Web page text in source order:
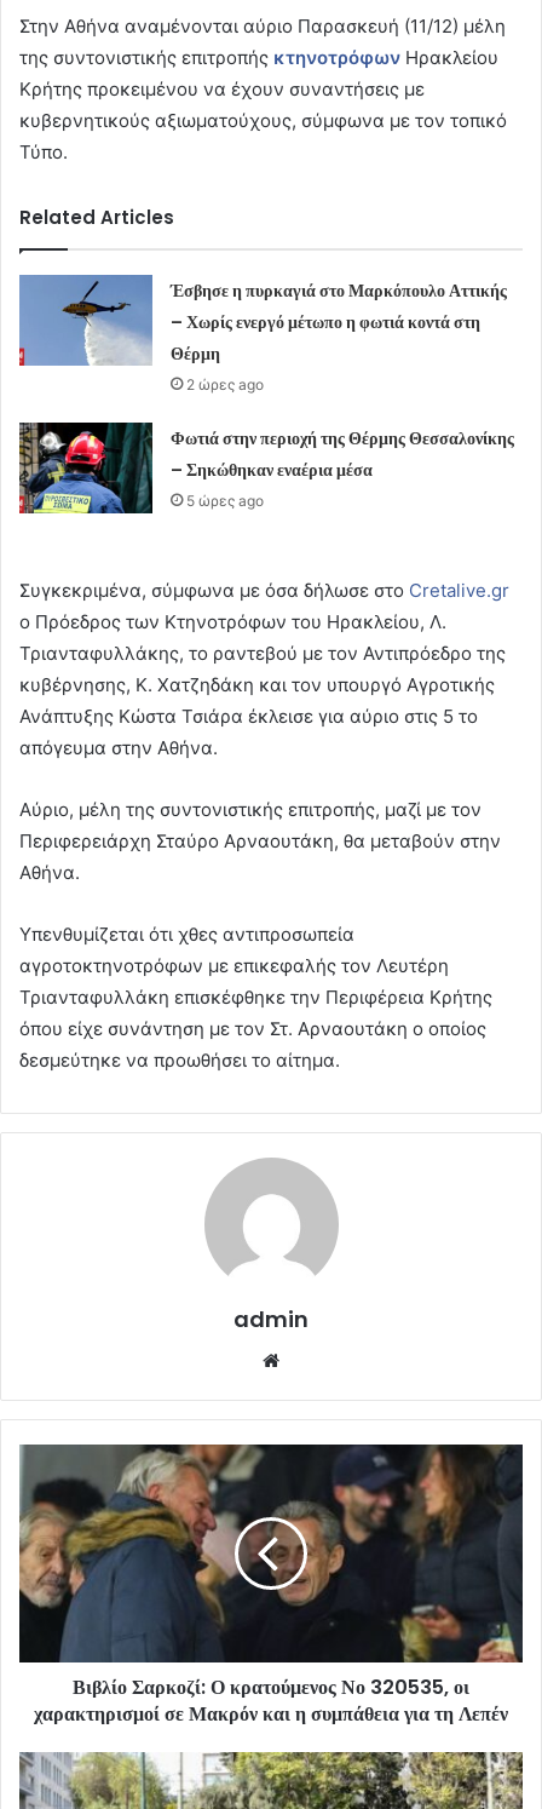
Στην Αθήνα αναμένονται αύριο Παρασκευή (11/12) μέλη
της συντονιστικής επιτροπής κτηνοτρόφων Ηρακλείου
Κρήτης προκειμένου να έχουν συναντήσεις με
κυβερνητικούς αξιωματούχους, σύμφωνα με τον τοπικό
Τύπο.
Related Articles
Έσβησε η πυρκαγιά στο Μαρκόπουλο Αττικής
– Χωρίς ενεργό μέτωπο η φωτιά κοντά στη
Θέρμη
2 ώρες ago
Φωτιά στην περιοχή της Θέρμης Θεσσαλονίκης
– Σηκώθηκαν εναέρια μέσα
5 ώρες ago
Συγκεκριμένα, σύμφωνα με όσα δήλωσε στο Cretalive.gr
ο Πρόεδρος των Κτηνοτρόφων του Ηρακλείου, Λ.
Τριανταφυλλάκης, το ραντεβού με τον Αντιπρόεδρο της
κυβέρνησης, Κ. Χατζηδάκη και τον υπουργό Αγροτικής
Ανάπτυξης Κώστα Τσιάρα έκλεισε για αύριο στις 5 το
απόγευμα στην Αθήνα.
Αύριο, μέλη της συντονιστικής επιτροπής, μαζί με τον
Περιφερειάρχη Σταύρο Αρναουτάκη, θα μεταβούν στην
Αθήνα.
Υπενθυμίζεται ότι χθες αντιπροσωπεία
αγροτοκτηνοτρόφων με επικεφαλής τον Λευτέρη
Τριανταφυλλάκη επισκέφθηκε την Περιφέρεια Κρήτης
όπου είχε συνάντηση με τον Στ. Αρναουτάκη ο οποίος
δεσμεύτηκε να προωθήσει το αίτημα.
admin
Βιβλίο Σαρκοζί: Ο κρατούμενος Νο 320535, οι
χαρακτηρισμοί σε Μακρόν και η συμπάθεια για τη Λεπέν